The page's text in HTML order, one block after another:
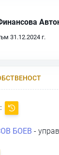
31.12.2024 г.
БОЕВ -